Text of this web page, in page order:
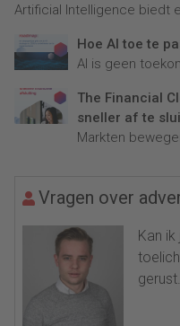
Artificial Intelligence biedt
Hoe AI toe te
AI is geen
The Financial
sneller af te
Markten
Vragen over
Kan